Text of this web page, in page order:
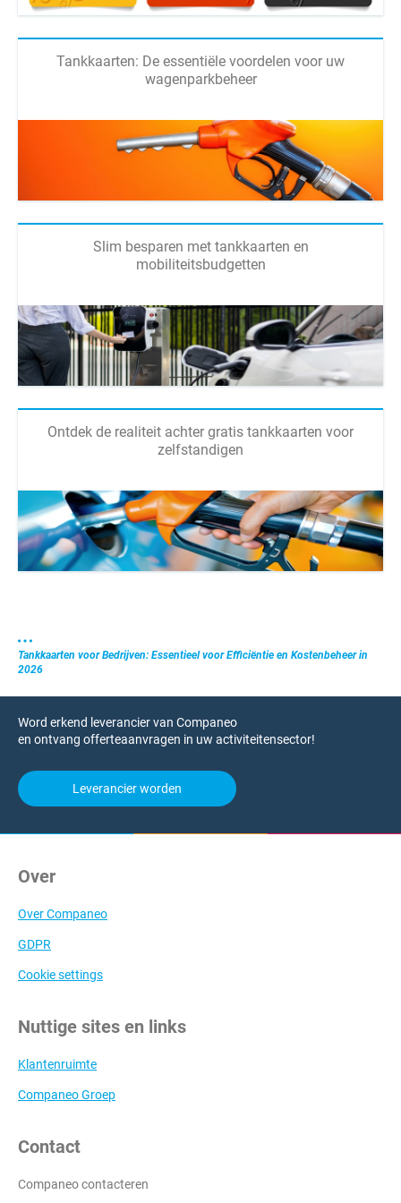
Tankkaarten: De essentiële voordelen voor uw
wagenparkbeheer
Slim besparen met tankkaarten en
mobiliteitsbudgetten
Ontdek de realiteit achter gratis tankkaarten voor
zelfstandigen
Tankkaarten voor Bedrijven: Essentieel voor Efficiëntie en Kostenbeheer in
2026
Word erkend leverancier van Companeo
en ontvang offerteaanvragen in uw activiteitensector!
Leverancier worden
Over
Over Companeo
GDPR
Cookie settings
Nuttige sites en links
Klantenruimte
Companeo Groep
Contact
Companeo contacteren